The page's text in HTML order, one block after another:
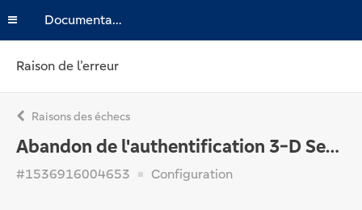
Documentation
Raison de l’erreur
Raisons des échecs
Abandon de l'authentification 3-D Secure
#1536916004653 Configuration